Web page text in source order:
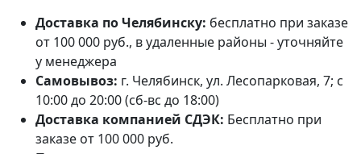
Доставка по Челябинску: бесплатно при заказе
от 100 000 руб., в удаленные районы - уточняйте
у менеджера
Самовывоз: г. Челябинск, ул. Лесопарковая, 7; с
10:00 до 20:00 (сб-вс до 18:00)
Доставка компанией СДЭК: Бесплатно при
заказе от 100 000 руб.